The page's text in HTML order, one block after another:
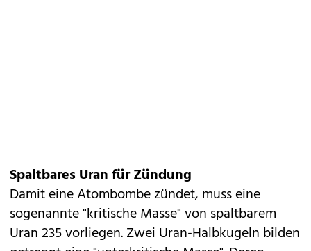
Spaltbares Uran für Zündung
Damit eine Atombombe zündet, muss eine
sogenannte "kritische Masse" von spaltbarem
Uran 235 vorliegen. Zwei Uran-Halbkugeln bilden